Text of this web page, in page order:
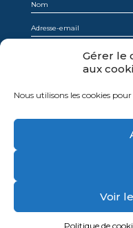
Gérer le
aux
Nous utilisons les cookies
Voir
Politique de
Je comprends qu’en
newsletter et que je peux
Politique de
Politique de